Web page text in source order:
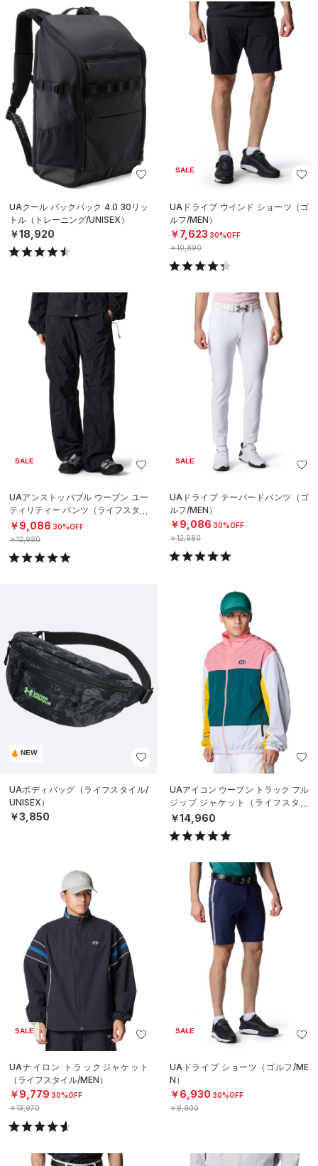
UAクール バックパック 4.0 30リッ
トル（トレーニング/UNISEX）
￥18,920
SALE
UAドライブ ウインド ショーツ（ゴ
ルフ/MEN）
￥7,623 30%OFF
￥10,890
SALE
UAアンストッパブル ウーブン ユー
ティリティー パンツ（ライフスタイ
ル/WOMEN）
￥9,086 30%OFF
￥12,980
SALE
UAドライブ テーパードパンツ（ゴ
ルフ/MEN）
￥9,086 30%OFF
￥12,980
NEW
UAボディバッグ（ライフスタイル/
UNISEX）
￥3,850
UAアイコン ウーブン トラック フル
ジップ ジャケット（ライフスタイ
ル/MEN）
￥14,960
SALE
UAナイロン トラックジャケット
（ライフスタイル/MEN）
￥9,779 30%OFF
￥13,970
SALE
UAドライブ ショーツ（ゴルフ/ME
N）
￥6,930 30%OFF
￥9,900